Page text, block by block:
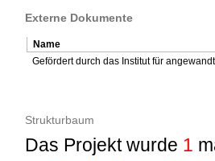
Externe Dokumente
Name
Gefördert durch das Institut für
Strukturbaum
Das Projekt wurde 1